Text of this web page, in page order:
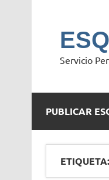
Servicio
PUBLICAR
ETIQUETA: